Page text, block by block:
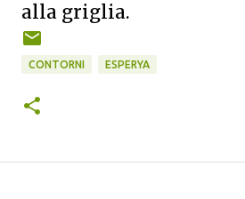
alla griglia.
CONTORNI ESPERYA